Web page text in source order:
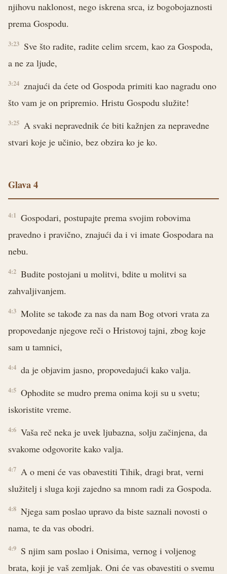
njihovu naklonost, nego iskrena srca, iz bogobojaznosti
prema Gospodu.
3:23 Sve što radite, radite celim srcem, kao za Gospoda,
a ne za ljude,
3:24 znajući da ćete od Gospoda primiti kao nagradu ono
što vam je on pripremio. Hristu Gospodu služite!
3:25 A svaki nepravednik će biti kažnjen za nepravedne
stvari koje je učinio, bez obzira ko je ko.
Glava 4
4:1 Gospodari, postupajte prema svojim robovima
pravedno i pravično, znajući da i vi imate Gospodara na
nebu.
4:2 Budite postojani u molitvi, bdite u molitvi sa
zahvaljivanjem.
4:3 Molite se takođe za nas da nam Bog otvori vrata za
propovedanje njegove reči o Hristovoj tajni, zbog koje
sam u tamnici,
4:4 da je objavim jasno, propovedajući kako valja.
4:5 Ophodite se mudro prema onima koji su u svetu;
iskoristite vreme.
4:6 Vaša reč neka je uvek ljubazna, solju začinjena, da
svakome odgovorite kako valja.
4:7 A o meni će vas obavestiti Tihik, dragi brat, verni
služitelj i sluga koji zajedno sa mnom radi za Gospoda.
4:8 Njega sam poslao upravo da biste saznali novosti o
nama, te da vas obodri.
4:9 S njim sam poslao i Onisima, vernog i voljenog
brata, koji je vaš zemljak. Oni će vas obavestiti o svemu